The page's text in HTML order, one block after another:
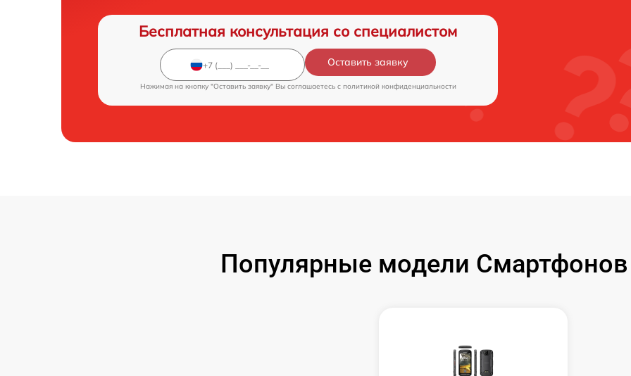
Бесплатная консультация со специалистом
Оставить заявку
Нажимая на кнопку "Оставить заявку" Вы соглашаетесь c политикой конфиденциальности
Популярные модели Смартфонов